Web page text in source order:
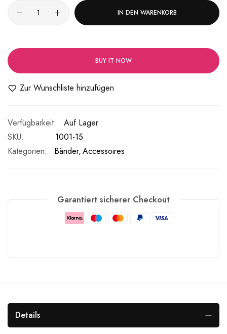
IN DEN WARENKORB
BUY IT NOW
Zur Wunschliste hinzufügen
Auf Lager
SKU
1001-15
Kategorien:
Bänder Accessoires
Garantiert sicherer Checkout
Details